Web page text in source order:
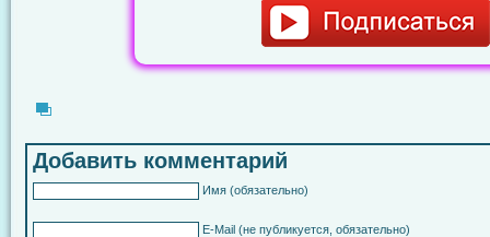
Добавить комментарий
Имя (обязательно)
E-Mail (не публикуется, обязательно)